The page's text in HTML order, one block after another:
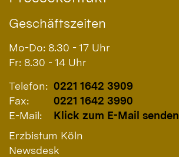
Geschäftszeiten
Mo-Do: 8.30 - 17 Uhr
Fr: 8.30 - 14 Uhr
Telefon: 0221 1642 3909
Fax:
0221 1642 3990
E-Mail:
Klick zum E-Mail senden
Erzbistum Köln
Newsdesk